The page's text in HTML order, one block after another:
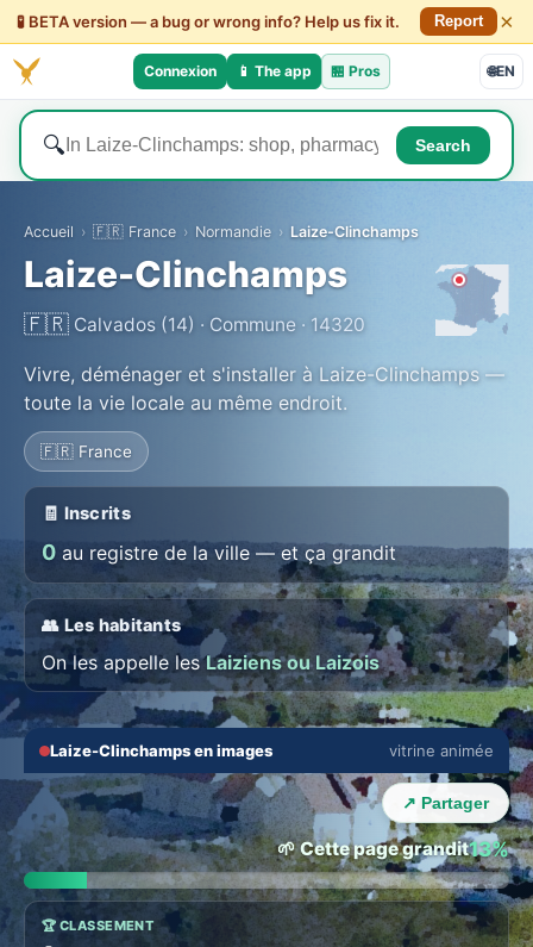
🧪 BETA version — a bug or wrong info? Help us fix it. Report ×
Connexion 📱 The app 🏪 Pros 🌐EN
🔍 Search
Accueil › 🇫🇷 France › Normandie › Laize-Clinchamps
Laize-Clinchamps
🇫🇷 Calvados (14) · Commune · 14320
Vivre, déménager et s'installer à Laize-Clinchamps —
toute la vie locale au même endroit.
🇫🇷 France
🧾 Inscrits
0 au registre de la ville — et ça grandit
👥 Les habitants
On les appelle lesLaiziens ou Laizois
Laize-Clinchamps en images vitrine animée
‹ ›
🔇 ⛶
↗ Partager
🌱 Cette page grandit13%
🏆 CLASSEMENT